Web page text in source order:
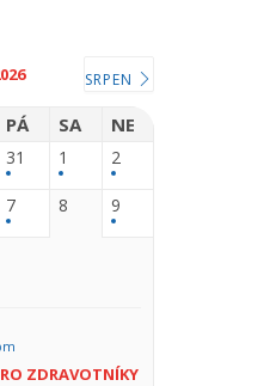
SRPEN
PÁ SA NE
31 1 2
7 8 9
ZDRAVOTNÍKY